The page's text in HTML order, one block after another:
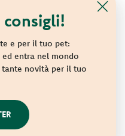
e per il tuo pet:
entra nel mondo
tante novità per il tuo
vorbehalten.
2 - 47891 Repubblica di
SM 04018
policy-Sitemap